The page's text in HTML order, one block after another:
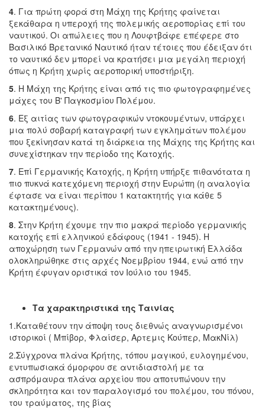
4. Για πρώτη φορά στη Μάχη της Κρήτης φαίνεται
ξεκάθαρα η υπεροχή της πολεμικής αεροπορίας επί του
ναυτικού. Οι απώλειες που η Λουφτβάφε επέφερε στο
Βασιλικό Βρετανικό Ναυτικό ήταν τέτοιες που έδειξαν ότι
το ναυτικό δεν μπορεί να κρατήσει μια μεγάλη περιοχή
όπως η Κρήτη χωρίς αεροπορική υποστήριξη.
5. Η Μάχη της Κρήτης είναι από τις πιο φωτογραφημένες
μάχες του Β' Παγκοσμίου Πολέμου.
6. Εξ αιτίας των φωτογραφικών ντοκουμέντων, υπάρχει
μια πολύ σοβαρή καταγραφή των εγκλημάτων πολέμου
που ξεκίνησαν κατά τη διάρκεια της Μάχης της Κρήτης και
συνεχίστηκαν την περίοδο της Κατοχής.
7. Επί Γερμανικής Κατοχής, η Κρήτη υπήρξε πιθανότατα η
πιο πυκνά κατεχόμενη περιοχή στην Ευρώπη (η αναλογία
έφτασε να είναι περίπου 1 κατακτητής για κάθε 5
κατακτημένους).
8. Στην Κρήτη έχουμε την πιο μακρά περίοδο γερμανικής
κατοχής επί ελληνικού εδάφους (1941 - 1945). H
αποχώρηση των Γερμανών από την ηπειρωτική Ελλάδα
ολοκληρώθηκε στις αρχές Νοεμβρίου 1944, ενώ από την
Κρήτη έφυγαν οριστικά τον Ιούλιο του 1945.
Τα χαρακτηριστικά της Ταινίας
1.Καταθέτουν την άποψη τους διεθνώς αναγνωρισμένοι
ιστορικοί ( Μπίβορ, Φλαίσερ, Αρτεμις Κούπερ, ΜακΝίλ)
2.Σύγχρονα πλάνα Κρήτης, τόπου μαγικού, ευλογημένου,
εντυπωσιακά όμορφου σε αντιδιαστολή με τα
ασπρόμαυρα πλάνα αρχείου που αποτυπώνουν την
σκληρότητα και τον παραλογισμό του πολέμου, του πόνου,
του τραύματος, της βίας